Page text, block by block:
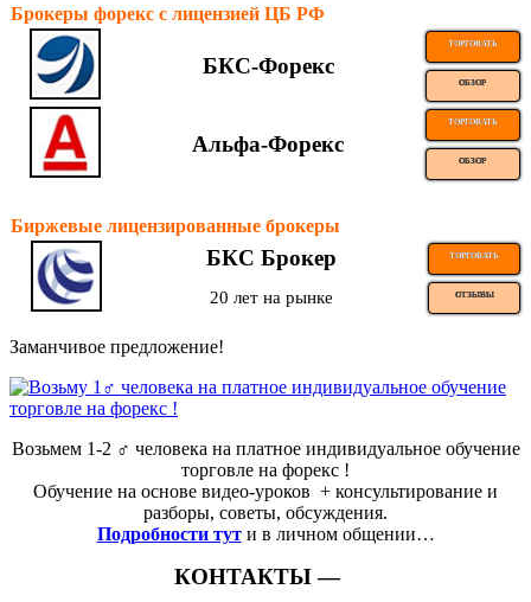
Брокеры форекс с лицензией ЦБ РФ
БКС-Форекс
ТОРГОВАТЬ
ОБЗОР
Альфа-Форекс
ТОРГОВАТЬ
ОБЗОР
Биржевые лицензированные брокеры
БКС Брокер ТОРГОВАТЬ
20 лет на рынке ОТЗЫВЫ
Заманчивое предложение!
Возьмем 1-2 ‍♂️ человека на платное индивидуальное обучение
торговле на форекс !
Обучение на основе видео-уроков ️ + консультирование и
разборы, советы, обсуждения.
Подробности тут и в личном общении…
КОНТАКТЫ —